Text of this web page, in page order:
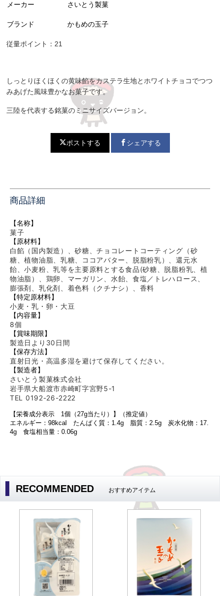
メーカー さいとう製菓
ブランド かもめの玉子
従量ポイント：21
しっとりほくほくの黄味餡をカステラ生地とホワイトチョコでつつ
みあげた風味豊かなお菓子です。
三陸を代表する銘菓のミニサイズバージョン。
ポストする シェアする
商品詳細
【名称】
菓子
【原材料】
白餡（国内製造）、砂糖、チョコレートコーティング（砂
糖、植物油脂、乳糖、ココアバター、脱脂粉乳）、還元水
飴、小麦粉、乳等を主要原料とする食品(砂糖、脱脂粉乳、植
物油脂）
、鶏卵、マーガリン、水飴、食塩／トレハロース、
膨張剤、乳化剤、着色料（クチナシ）、香料
【特定原材料】
小麦・乳・卵・大豆
【内容量】
8個
【賞味期限】
製造日より30日間
【保存方法】
直射日光・高温多湿を避けて保存してください。
【製造者】
さいとう製菓株式会社
岩手県大船渡市赤崎町字宮野5-1
TEL 0192-26-2222
【栄養成分表示 1個（27g当たり）】（推定値）
エネルギー：98kcal たんぱく質：1.4g 脂質：2.5g 炭水化物：17.
4g 食塩相当量：0.06g
RECOMMENDED おすすめアイテム